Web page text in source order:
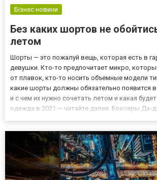
Бізнес новини
Без каких шортов не
летом
Шорты — это пожалуй вещь, которая есть в
девушки. Кто-то предпочитает микро,
от плавок, кто-то носить объемные модели
какие шорты должны обязательно появится
и с чем их нужно сочетать летом и какая
одежда в 2021 — читайте далее. Боксеры Да-